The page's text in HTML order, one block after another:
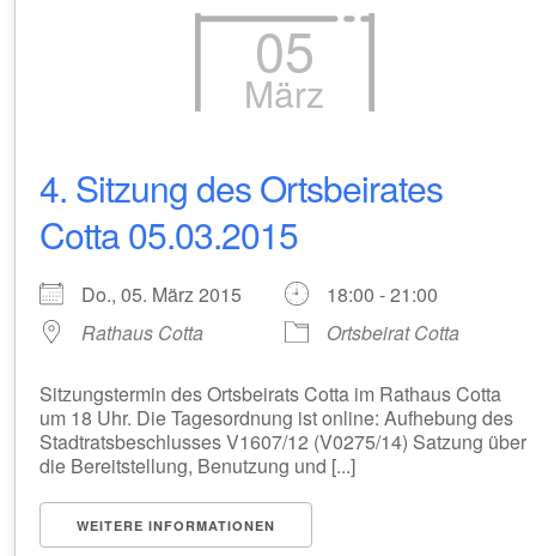
05
März
4. Sitzung des Ortsbeirates
Cotta 05.03.2015
Do., 05. März 2015
18:00 - 21:00
Rathaus Cotta
Ortsbeirat Cotta
Sitzungstermin des Ortsbeirats Cotta im Rathaus Cotta
um 18 Uhr. Die Tagesordnung ist online: Aufhebung des
Stadtratsbeschlusses V1607/12 (V0275/14) Satzung über
die Bereitstellung, Benutzung und [...]
WEITERE INFORMATIONEN